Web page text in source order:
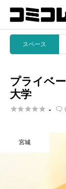
スペース
プライベ
大学
 - 
宮城